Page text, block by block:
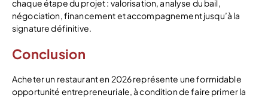
chaque étape du projet : valorisation, analyse du bail,
négociation, financement et accompagnement jusqu’à la
signature définitive.
Conclusion
Acheter un restaurant en 2026 représente une formidable
opportunité entrepreneuriale, à condition de faire primer la